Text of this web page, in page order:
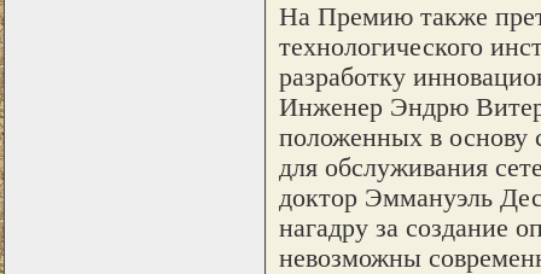
На Премию также
технологического
разработку
Инженер Эндрю
положенных в основу
для обслуживания
доктор Эммануэль
нагадру за создание
невозможны